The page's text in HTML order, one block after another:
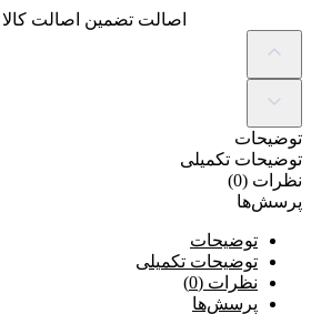
اصالت تضمین اصالت کالا
توضیحات
توضیحات تکمیلی
نظرات (0)
پرسش‌ها
توضیحات
توضیحات تکمیلی
نظرات (0)
پرسش‌ها